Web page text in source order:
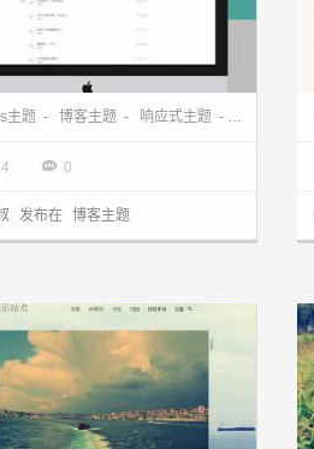
wordpress自适应博客主题，简约清新文艺范：Variant
主题 - 博客主题 - 响应式主题 - 自适应主题
 0
发布在 博客主题